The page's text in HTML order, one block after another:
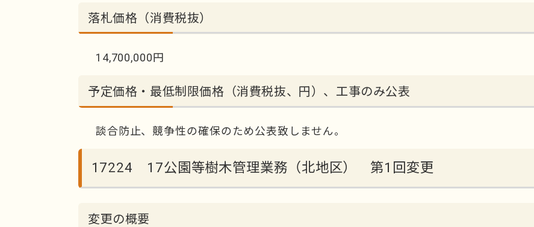
落札価格（消費税抜）
14,700,000円
予定価格・最低制限価格（消費税抜、円）、工事のみ公表
談合防止、競争性の確保のため公表致しません。
17224 17公園等樹木管理業務（北地区） 第1回変更
変更の概要